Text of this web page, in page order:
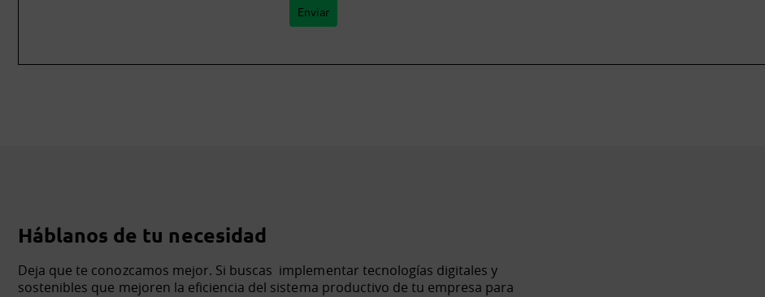
Enviar
Háblanos de tu necesidad
Deja que te conozcamos mejor. Si buscas implementar tecnologías digitales y
sostenibles que mejoren la eficiencia del sistema productivo de tu empresa para